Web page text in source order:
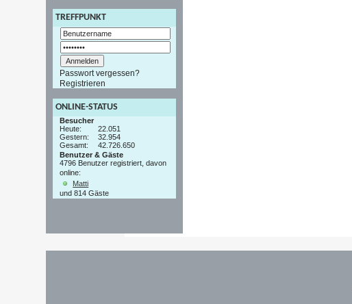
TREFFPUNKT
Passwort vergessen?
Registrieren
ONLINE-STATUS
Besucher
Heute:
22.051
Gestern:
32.954
Gesamt:
42.726.650
Benutzer & Gäste
4796 Benutzer registriert, davon
online:
Matti
und 814 Gäste